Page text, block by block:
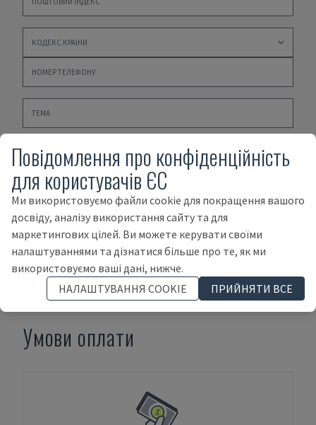
Будь ласка ПОЛІТИКА КОНФІДЕНЦІЙНОСТІ,ПРАВИЛА
ТА УМОВИ ПРИДБАННЯі УМОВИ ПРОДАЖУ
НАДІСЛАТИ
Умови оплати
Повідомлення про конфіденційність
для користувачів ЄС
Ми використовуємо файли cookie для покращення вашого
досвіду, аналізу використання сайту та для
маркетингових цілей. Ви можете керувати своїми
налаштуваннями та дізнатися більше про те, як ми
використовуємо ваші дані, нижче.
НАЛАШТУВАННЯ COOKIE
ПРИЙНЯТИ ВСЕ